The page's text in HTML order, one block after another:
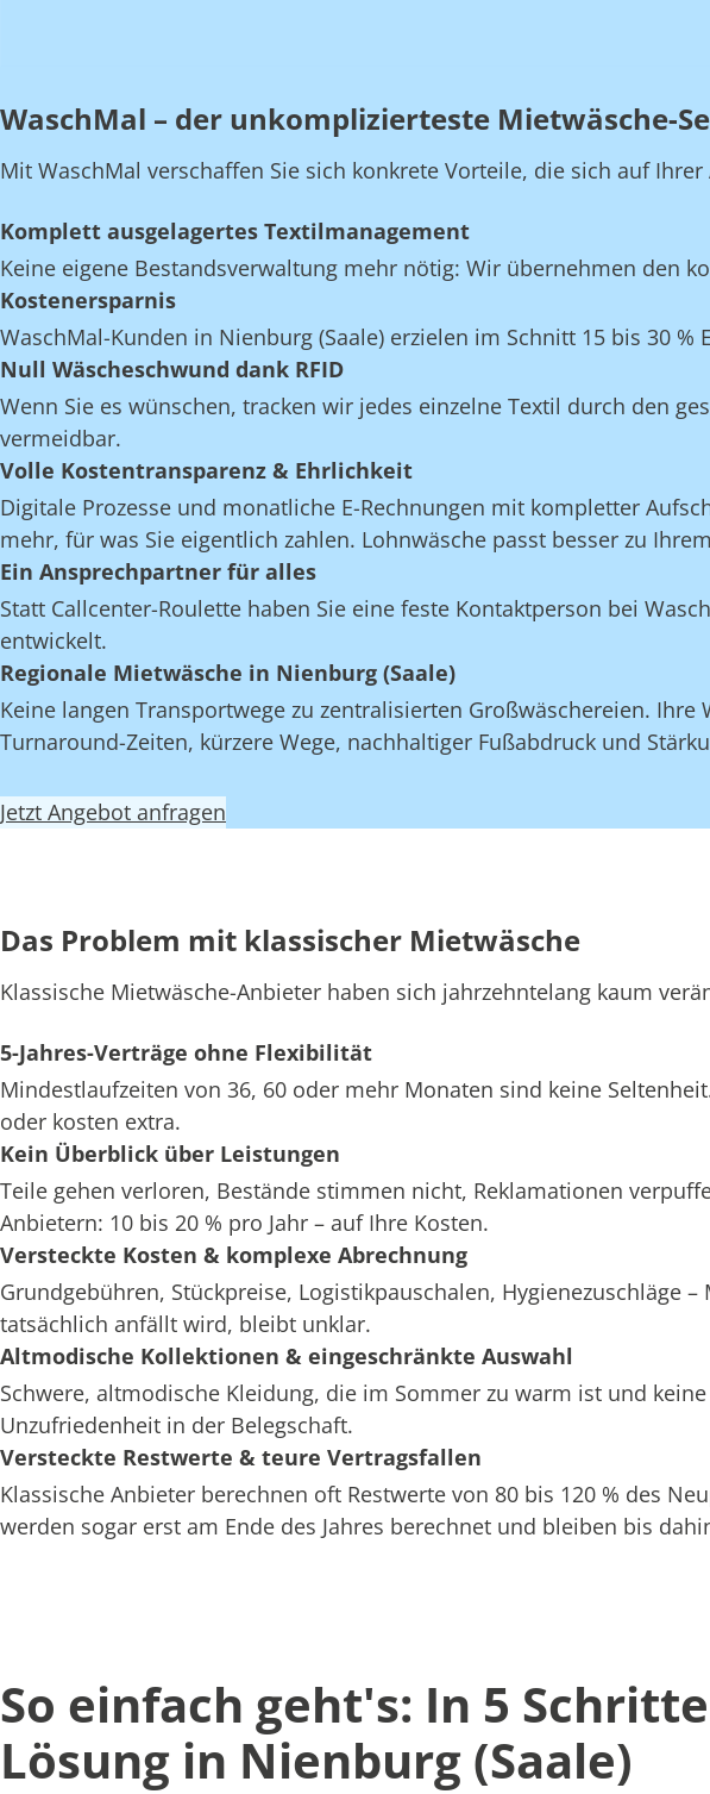
WaschMal – der unkomplizierteste Mietwäsche-
Mit WaschMal verschaffen Sie sich konkrete Vorteile, die sich auf
Komplett ausgelagertes Textilmanagement
Keine eigene Bestandsverwaltung mehr nötig: Wir übernehmen den
Kostenersparnis
WaschMal-Kunden in Nienburg (Saale) erzielen im Schnitt 15 bis 30
Null Wäscheschwund dank RFID
Wenn Sie es wünschen, tracken wir jedes einzelne Textil durch den
vermeidbar.
Volle Kostentransparenz & Ehrlichkeit
Digitale Prozesse und monatliche E-Rechnungen mit kompletter
mehr, für was Sie eigentlich zahlen. Lohnwäsche passt besser zu
Ein Ansprechpartner für alles
Statt Callcenter-Roulette haben Sie eine feste Kontaktperson bei
entwickelt.
Regionale Mietwäsche in Nienburg (Saale)
Keine langen Transportwege zu zentralisierten Großwäschereien.
Turnaround-Zeiten, kürzere Wege, nachhaltiger Fußabdruck und
Jetzt Angebot anfragen
Das Problem mit klassischer Mietwäsche
Klassische Mietwäsche-Anbieter haben sich jahrzehntelang kaum
5-Jahres-Verträge ohne Flexibilität
Mindestlaufzeiten von 36, 60 oder mehr Monaten sind keine
oder kosten extra.
Kein Überblick über Leistungen
Teile gehen verloren, Bestände stimmen nicht, Reklamationen
Anbietern: 10 bis 20 % pro Jahr – auf Ihre Kosten.
Versteckte Kosten & komplexe Abrechnung
Grundgebühren, Stückpreise, Logistikpauschalen, Hygienezuschläge
tatsächlich anfällt wird, bleibt unklar.
Altmodische Kollektionen & eingeschränkte Auswahl
Schwere, altmodische Kleidung, die im Sommer zu warm ist und
Unzufriedenheit in der Belegschaft.
Versteckte Restwerte & teure Vertragsfallen
Klassische Anbieter berechnen oft Restwerte von 80 bis 120 % des
werden sogar erst am Ende des Jahres berechnet und bleiben bis
So einfach geht's: In 5
Lösung in Nienburg (Saale)